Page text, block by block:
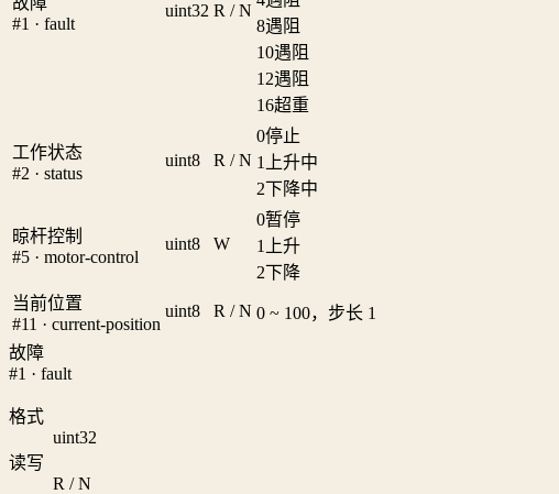
#1 · fault
uint32 R / N
8遇阻
10遇阻
12遇阻
16超重
工作状态
#2 · status
uint8 R / N
0停止
1
上升中
2下降中
晾杆控制
#5 · motor-control
uint8 W
0暂停
1
上升
2下降
当前位置
#11 · current-position
uint8 R / N 0 ~ 100，步长 1
故障
#1 · fault
格式
uint32
读写
R / N